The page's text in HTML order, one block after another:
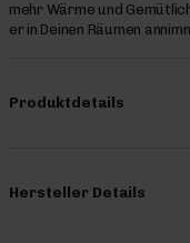
mehr Wärme und
er in Deinen Räumen
Produktdetails
Hersteller Details